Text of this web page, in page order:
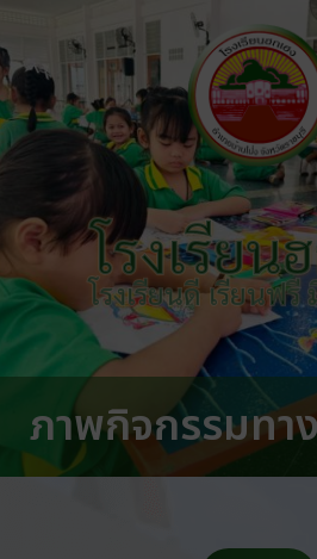
โรงเรียน
โรงเรียนดี เรียนฟ
ภาพกิจกรรมทา